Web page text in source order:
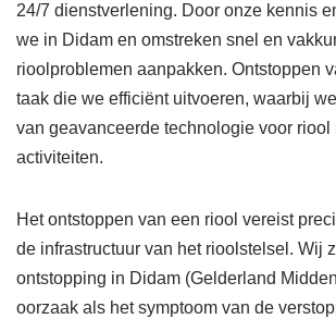
24/7 dienstverlening. Door onze kennis
we in Didam en omstreken snel en
rioolproblemen aanpakken. Ontstoppen
taak die we efficiënt uitvoeren, waarbij
van geavanceerde technologie voor riool
activiteiten.
Het ontstoppen van een riool vereist
de infrastructuur van het rioolstelsel. Wij
ontstopping in Didam (Gelderland
oorzaak als het symptoom van de